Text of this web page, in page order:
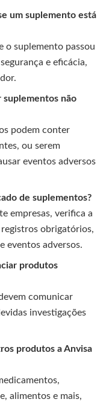
um suplemento está
o suplemento passou
e eficácia,
suplementos não
podem conter
ou serem
eventos adversos
de suplementos?
empresas, verifica a
obrigatórios,
eventos adversos.
produtos
comunicar
investigações
produtos a Anvisa
alimentos e mais,